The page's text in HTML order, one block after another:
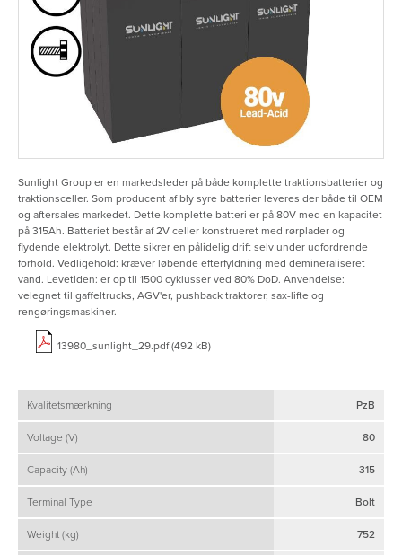
Sunlight Group er en markedsleder på både komplette traktionsbatterier og
traktionsceller. Som producent af bly syre batterier leveres der både til OEM
og aftersales markedet. Dette komplette batteri er på 80V med en kapacitet
på 315Ah. Batteriet består af 2V celler konstrueret med rørplader og
flydende elektrolyt. Dette sikrer en pålidelig drift selv under udfordrende
forhold. Vedligehold: kræver løbende efterfyldning med demineraliseret
vand. Levetiden: er op til 1500 cyklusser ved 80% DoD. Anvendelse:
velegnet til gaffeltrucks, AGV'er, pushback traktorer, sax-lifte og
rengøringsmaskiner.
13980_sunlight_29.pdf (492 kB)
Kvalitetsmærkning PzB
Voltage (V) 80
Capacity (Ah) 315
Terminal Type Bolt
Weight (kg) 752